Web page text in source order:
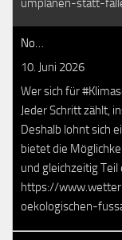
No…
10. Juni 2026
Wer sich für
Jeder Schritt zählt,
Deshalb lohnt sich
bietet die
und gleichzeitig
https://
oekologischen-